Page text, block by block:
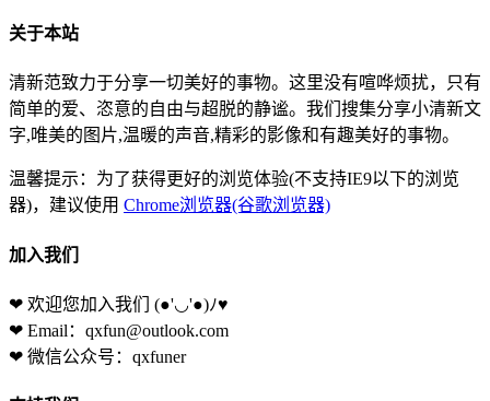
关于本站
清新范致力于分享一切美好的事物。这里没有喧哗烦扰，只有
简单的爱、恣意的自由与超脱的静谧。我们搜集分享小清新文
字,唯美的图片,温暖的声音,精彩的影像和有趣美好的事物。
温馨提示：为了获得更好的浏览体验(不支持IE9以下的浏览
器)，建议使用 Chrome浏览器(谷歌浏览器)
加入我们
❤ 欢迎您加入我们 (●'◡'●)ﾉ♥
❤ Email：qxfun@outlook.com
❤ 微信公众号：qxfuner